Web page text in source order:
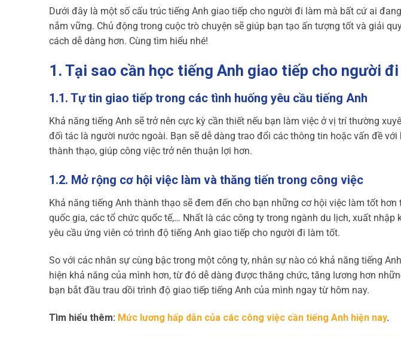
Dưới đây là một số cấu trúc tiếng Anh giao tiếp cho người đi làm mà bất cứ ai
nắm vững. Chủ động trong cuộc trò chuyện sẽ giúp bạn tạo ấn tượng tốt và giải
cách dễ dàng hơn. Cùng tìm hiểu nhé!
1. Tại sao cần học tiếng Anh giao tiếp cho người
1.1. Tự tin giao tiếp trong các tình huống yêu cầu tiếng Anh
Khả năng tiếng Anh sẽ trở nên cực kỳ cần thiết nếu bạn làm việc ở vị trí thường
đối tác là người nước ngoài. Bạn sẽ dễ dàng trao đổi các thông tin hoặc vấn đề
thành thạo, giúp công việc trở nên thuận lợi hơn.
1.2. Mở rộng cơ hội việc làm và thăng tiến trong công việc
Khả năng tiếng Anh thành thạo sẽ đem đến cho bạn những cơ hội việc làm tốt
quốc gia, các tổ chức quốc tế,… Nhất là các công ty trong ngành du lịch, xuất nhập
yêu cầu ứng viên có trình độ tiếng Anh giao tiếp cho người đi làm tốt.
So với các nhân sự cùng bậc trong một công ty, nhân sự nào có khả năng tiếng
hiện khả năng của mình hơn, từ đó dễ dàng được thăng chức, tăng lương hơn
bạn bắt đầu trau dồi trình độ giao tiếp tiếng Anh của mình ngay từ hôm nay.
Tìm hiểu thêm: Mức lương hấp dẫn của các công việc cần tiếng Anh hiện nay.